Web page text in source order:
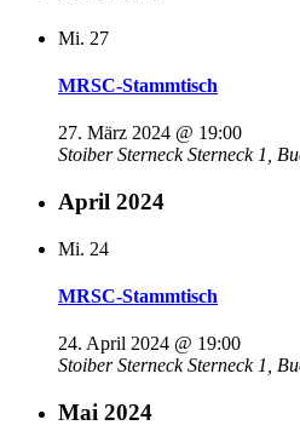
Mi. 27
MRSC-Stammtisch
27. März 2024 @ 19:00
Stoiber SterneckSterneck 1,
April 2024
Mi. 24
MRSC-Stammtisch
24. April 2024 @ 19:00
Stoiber SterneckSterneck 1,
Mai 2024